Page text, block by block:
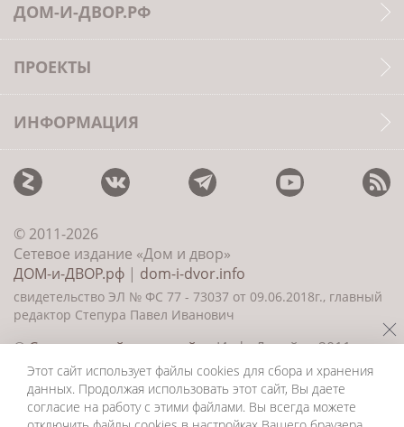
ДОМ-И-ДВОР.РФ
ПРОЕКТЫ
ИНФОРМАЦИЯ
© 2011-2026
Сетевое издание «Дом и двор»
ДОМ-и-ДВОР.рф | dom-i-dvor.info
свидетельство ЭЛ № ФС 77 - 73037 от 09.06.2018г., главный
редактор Степура Павел Иванович
©Создание сайта и дизайн«ИнфоДизайн» 2011—
2026
Этот сайт использует файлы cookies для сбора и хранения
данных. Продолжая использовать этот сайт, Вы даете
согласие на работу с этими файлами. Вы всегда можете